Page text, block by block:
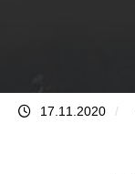
17.11.2020 /